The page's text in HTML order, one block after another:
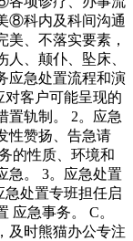
⑧科内及科间沟通
、不落实要素，
、颠仆、坠床、
应急处置流程和演
对客户可能呈现的
置轨制。 2。应急
性赞扬、告急请
的性质、环境和
急。 3。应急处置
急处置专班担任启
应急事务。 C。
及时熊猫办公专注